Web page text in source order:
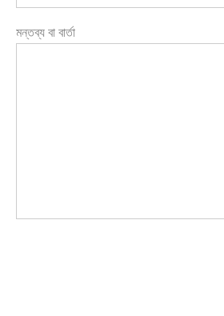
মন্তব্য বা বার্তা